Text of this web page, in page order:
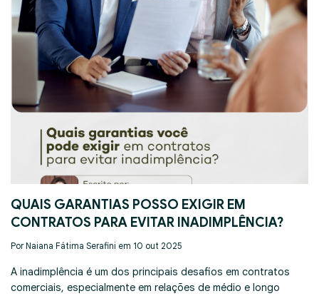
QUAIS GARANTIAS POSSO EXIGIR EM
CONTRATOS PARA EVITAR INADIMPLÊNCIA?
Por Naiana Fátima Serafini em 10 out 2025
A inadimplência é um dos principais desafios em contratos
comerciais, especialmente em relações de médio e longo